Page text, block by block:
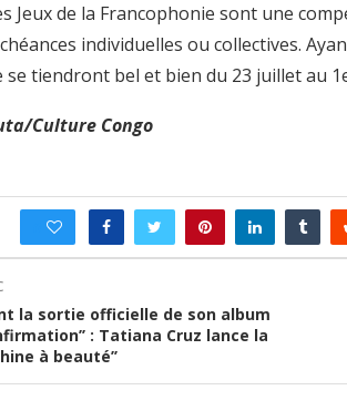
Jeux de la Francophonie sont une
individuelles ou collectives.
se tiendront bel et bien du 23 juillet au
Culture Congo
la sortie officielle de son album
: Tatiana Cruz lance la
à beauté’’